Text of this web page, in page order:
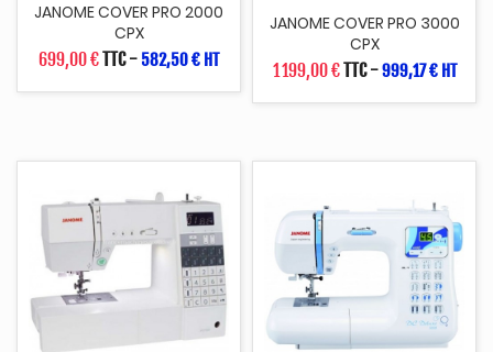
JANOME COVER PRO 2000
CPX
699,00 €TTC- 582,50 € HT
JANOME COVER PRO 3000
CPX
1 199,00 €TTC-999,17 € HT